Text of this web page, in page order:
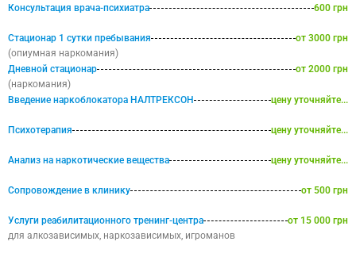
Консультация врача-психиатра 600 грн
Стационар 1 сутки пребывания
от 3000 грн
(опиумная наркомания)
Дневной стационар
от 2000 грн
(наркомания)
Введение наркоблокатора НАЛТРЕКСОН
цену уточняйте...
Психотерапия цену уточняйте...
Анализ на наркотические вещества цену уточняйте...
Сопровождение в клинику от 500 грн
Услуги реабилитационного тренинг-центра
от 15 000 грн
для алкозависимых, наркозависимых, игроманов